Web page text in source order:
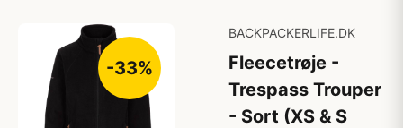
-33%
BACKPACKERLIFE.DK
Fleecetrøje -
Trespass Trouper
- Sort (XS & S